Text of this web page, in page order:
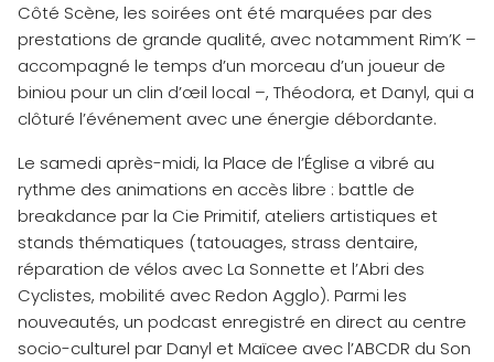
Côté Scène, les soirées ont été marquées par des
prestations de grande qualité, avec notamment Rim’K –
accompagné le temps d’un morceau d’un joueur de
biniou pour un clin d’œil local –, Théodora, et Danyl, qui a
clôturé l’événement avec une énergie débordante.
Le samedi après-midi, la Place de l’Église a vibré au
rythme des animations en accès libre : battle de
breakdance par la Cie Primitif, ateliers artistiques et
stands thématiques (tatouages, strass dentaire,
réparation de vélos avec La Sonnette et l’Abri des
Cyclistes, mobilité avec Redon Agglo). Parmi les
nouveautés, un podcast enregistré en direct au centre
socio-culturel par Danyl et Maïcee avec l’ABCDR du Son